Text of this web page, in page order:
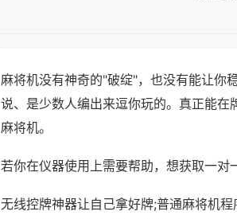
麻将机没有神奇的"破绽"，也没有能让你
说、是少数人编出来逗你玩的。真正能
麻将机。
若你在仪器使用上需要帮助，想获取一对
无线控牌神器让自己拿好牌;普通麻将机